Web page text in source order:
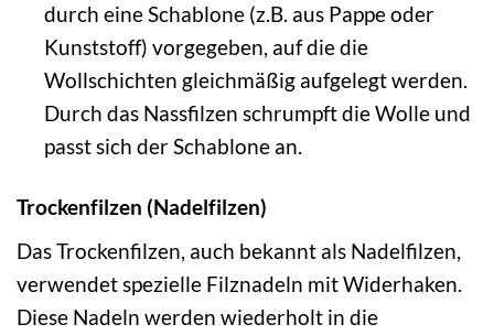
durch eine Schablone (z.B. aus Pappe oder
Kunststoff) vorgegeben, auf die die
Wollschichten gleichmäßig aufgelegt werden.
Durch das Nassfilzen schrumpft die Wolle und
passt sich der Schablone an.
Trockenfilzen (Nadelfilzen)
Das Trockenfilzen, auch bekannt als Nadelfilzen,
verwendet spezielle Filznadeln mit Widerhaken.
Diese Nadeln werden wiederholt in die